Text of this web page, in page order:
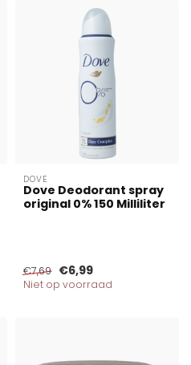
DOVE
Dove Deodorant spray
original 0% 150 Milliliter
€7,69 €6,99
Niet op voorraad